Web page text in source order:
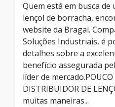
Quem está em busca
lençol de borracha,
website da Bragal.
Soluções Industriais, é
detalhes sobre a
benefício assegurada
líder de mercado.POUCO
DISTRIBUIDOR DE
muitas maneiras...